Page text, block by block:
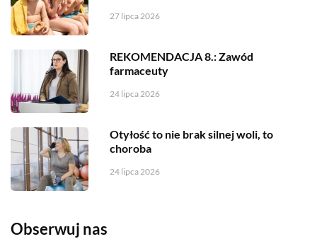
27 lipca 2026
REKOMENDACJA 8.: Zawód
farmaceuty
24 lipca 2026
Otyłość to nie brak silnej woli, to
choroba
24 lipca 2026
Obserwuj nas